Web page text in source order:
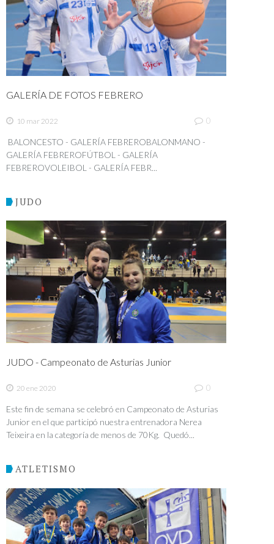
GALERÍA DE FOTOS FEBRERO
10 mar 2022 0
BALONCESTO - GALERÍA FEBREROBALONMANO -
GALERÍA FEBREROFÚTBOL - GALERÍA
FEBREROVOLEIBOL - GALERÍA FEBR...
JUDO
JUDO - Campeonato de Asturias Junior
20 ene 2020 0
Este fin de semana se celebró en Campeonato de Asturias
Junior en el que participó nuestra entrenadora Nerea
Teixeira en la categoría de menos de 70Kg. Quedó...
ATLETISMO